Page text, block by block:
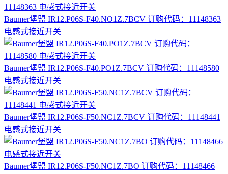
Baumer堡盟 IR12.P06S-F40.NO1Z.7BCV 订购代码：11148363
电感式接近开关
Baumer堡盟 IR12.P06S-F40.PO1Z.7BCV 订购代码：11148580
电感式接近开关
Baumer堡盟 IR12.P06S-F50.NC1Z.7BCV 订购代码：11148441
电感式接近开关
Baumer堡盟 IR12.P06S-F50.NC1Z.7BO 订购代码：11148466